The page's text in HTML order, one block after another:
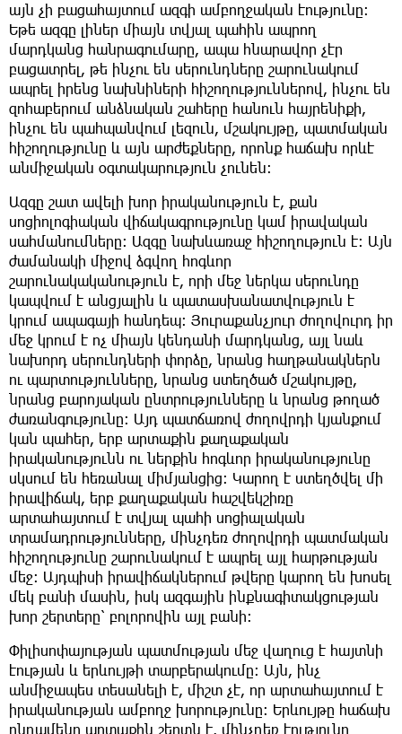
այն չի բացահայտում ազգի ամբողջական էությունը։
Եթե ազգը լիներ միայն տվյալ պահին ապրող
մարդկանց հանրագումարը, ապա հնարավոր չէր
բացատրել, թե ինչու են սերունդները շարունակում
ապրել իրենց նախնիների հիշողություններով, ինչու են
զոհաբերում անձնական շահերը հանուն հայրենիքի,
ինչու են պահպանվում լեզուն, մշակույթը, պատմական
հիշողությունը և այն արժեքները, որոնք հաճախ որևէ
անմիջական օգտակարություն չունեն։
Ազգը շատ ավելի խոր իրականություն է, քան
սոցիոլոգիական վիճակագրությունը կամ իրավական
սահմանումները։ Ազգը նախևառաջ հիշողություն է։ Այն
ժամանակի միջով ձգվող հոգևոր
շարունակականություն է, որի մեջ ներկա սերունդը
կապվում է անցյալին և պատասխանատվություն է
կրում ապագայի հանդեպ։ Յուրաքանչյուր ժողովուրդ իր
մեջ կրում է ոչ միայն կենդանի մարդկանց, այլ նաև
նախորդ սերունդների փորձը, նրանց հաղթանակներն
ու պարտությունները, նրանց ստեղծած մշակույթը,
նրանց բարոյական ընտրությունները և նրանց թողած
ժառանգությունը։ Այդ պատճառով ժողովրդի կյանքում
կան պահեր, երբ արտաքին քաղաքական
իրականությունն ու ներքին հոգևոր իրականությունը
սկսում են հեռանալ միմյանցից։ Կարող է ստեղծվել մի
իրավիճակ, երբ քաղաքական հաշվեկշիռը
արտահայտում է տվյալ պահի սոցիալական
տրամադրությունները, մինչդեռ ժողովրդի պատմական
հիշողությունը շարունակում է ապրել այլ հարթության
մեջ։ Այդպիսի իրավիճակներում թվերը կարող են խոսել
մեկ բանի մասին, իսկ ազգային ինքնագիտակցության
խոր շերտերը՝ բոլորովին այլ բանի։
Փիլիսոփայության պատմության մեջ վաղուց է հայտնի
էության և երևույթի տարբերակումը։ Այն, ինչ
անմիջապես տեսանելի է, միշտ չէ, որ արտահայտում է
իրականության ամբողջ խորությունը։ Երևույթը հաճախ
ընդամենը արտաքին շերտն է, մինչդեռ էությունը